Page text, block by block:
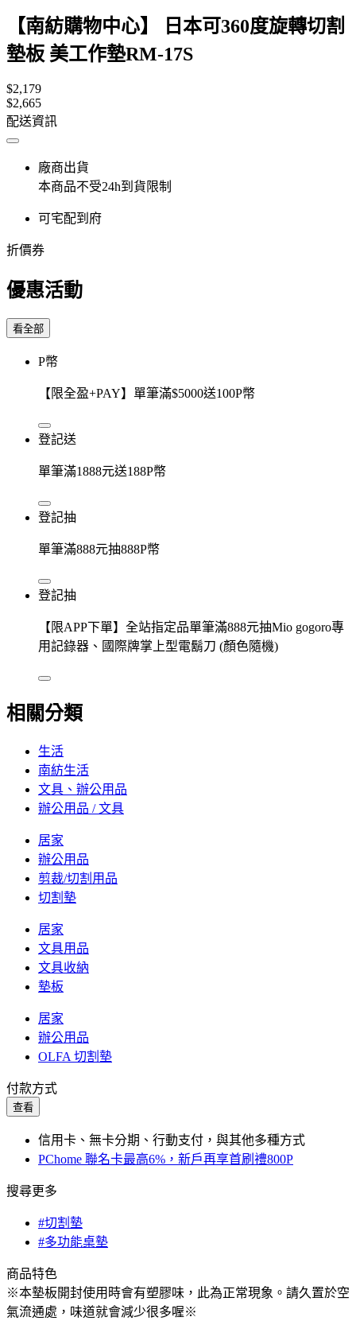
【南紡購物中心】 日本可360度旋轉切割
墊板 美工作墊RM-17S
$2,179
$2,665
配送資訊
廠商出貨
本商品不受24h到貨限制
可宅配到府
折價券
優惠活動
看全部
P幣
【限全盈+PAY】單筆滿$5000送100P幣
登記送
單筆滿1888元送188P幣
登記抽
單筆滿888元抽888P幣
登記抽
【限APP下單】全站指定品單筆滿888元抽Mio gogoro專
用記錄器、國際牌掌上型電鬍刀 (顏色隨機)
相關分類
生活
南紡生活
文具、辦公用品
辦公用品 / 文具
居家
辦公用品
剪裁/切割用品
切割墊
居家
文具用品
文具收納
墊板
居家
辦公用品
OLFA 切割墊
付款方式
查看
信用卡、無卡分期、行動支付，與其他多種方式
PChome 聯名卡最高6%，新戶再享首刷禮800P
搜尋更多
#切割墊
#多功能桌墊
商品特色
※本墊板開封使用時會有塑膠味，此為正常現象。請久置於空
氣流通處，味道就會減少很多喔※